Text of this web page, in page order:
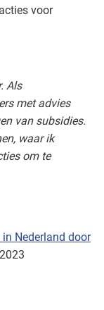
voor
Als
met advies
van subsidies.
waar ik
om te
in Nederland door